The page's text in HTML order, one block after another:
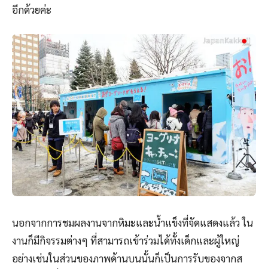
อีกด้วยค่ะ
นอกจากการชมผลงานจากหิมะและน้ำแข็งที่จัดแสดงแล้ว ใน
งานก็มีกิจรรมต่างๆ ที่สามารถเข้าร่วมได้ทั้งเด็กและผู้ใหญ่
อย่างเช่นในส่วนของภาพด้านบนนั้นก็เป็นการรับของจากส